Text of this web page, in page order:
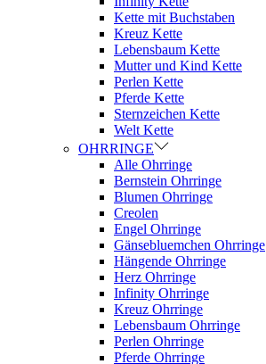
Kette mit Buchstaben
Kreuz Kette
Lebensbaum Kette
Mutter und Kind Kette
Perlen Kette
Pferde Kette
Sternzeichen Kette
Welt Kette
OHRRINGE
Alle Ohrringe
Bernstein Ohrringe
Blumen Ohrringe
Creolen
Engel Ohrringe
Gänsebluemchen Ohrringe
Hängende Ohrringe
Herz Ohrringe
Infinity Ohrringe
Kreuz Ohrringe
Lebensbaum Ohrringe
Perlen Ohrringe
Pferde Ohrringe